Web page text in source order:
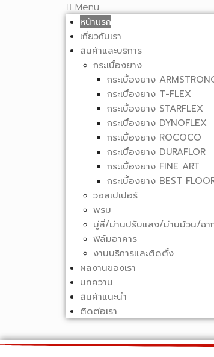
Menu
หน้าแรก
เกี่ยวกับเรา
สินค้าและบริการ
กระเบื้องยาง
กระเบื้องยาง
กระเบื้องยาง T-FLEX
กระเบื้องยาง STARFLEX
กระเบื้องยาง DYNOFLEX
กระเบื้องยาง ROCOCO
กระเบื้องยาง DURAFLOR
กระเบื้องยาง FINE ART
กระเบื้องยาง BEST
วอลเปเปอร์
พรม
มู่ลี่/ม่านปรับแสง/ม่านม้วน/ฉา
ฟิล์มอาคาร
งานบริการและติดตั้ง
ผลงานของเรา
บทความ
สินค้าแนะนำ
ติดต่อเรา